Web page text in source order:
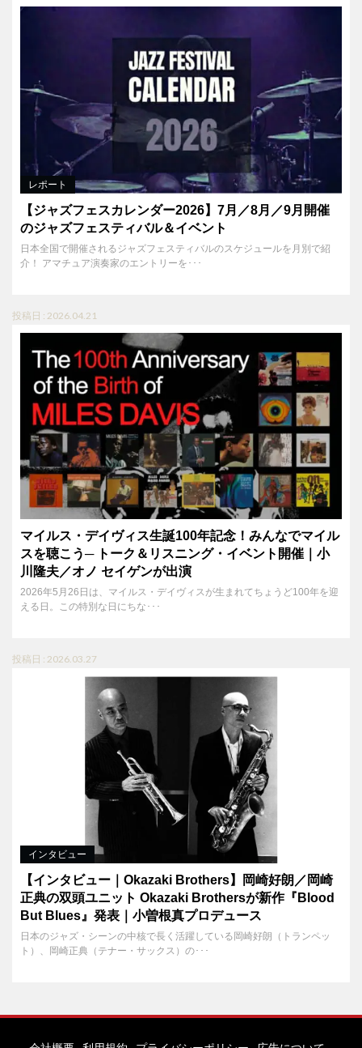
レポート
【ジャズフェスカレンダー2026】7月／8月／9月開催
のジャズフェスティバル＆イベント
日本全国で開催されるジャズフェスティバルのスケジュールを月別で紹
介！ アマチュア演奏家のエントリーを･･･
投稿日 : 2026.04.21
マイルス・デイヴィス生誕100年記念！みんなでマイル
スを聴こう─ トーク＆リスニング・イベント開催｜小
川隆夫／オノ セイゲンが出演
2026年5月26日は、マイルス・デイヴィスが生まれてちょうど100年を迎
える日。この特別な日にちな･･･
投稿日 : 2026.03.27
インタビュー
【インタビュー｜Okazaki Brothers】岡崎好朗／岡崎
正典の双頭ユニット Okazaki Brothersが新作『Blood
But Blues』発表｜小曽根真プロデュース
日本のジャズ・シーンの中核で長く活躍している岡崎好朗（トランペッ
ト）、岡崎正典（テナー・サックス）の･･･